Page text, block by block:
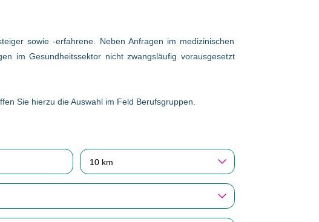
sowie -erfahrene. Neben Anfragen im medizinischen
im Gesundheitssektor nicht zwangsläufig vorausgesetzt
Sie hierzu die Auswahl im Feld Berufsgruppen.
10 km